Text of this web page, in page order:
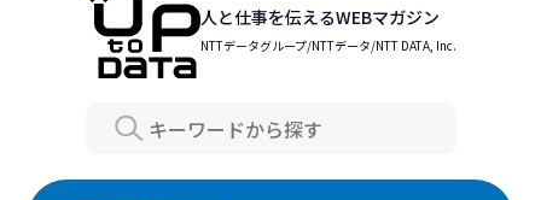
人と仕事を伝えるWEBマガジン
NTTデータグループ/NTTデータ/NTT DATA, Inc.
Search